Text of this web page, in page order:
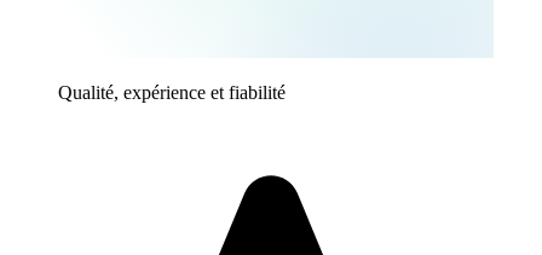
Qualité, expérience et fiabilité